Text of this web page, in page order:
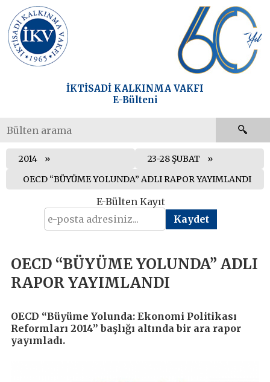
İKTİSADİ KALKINMA VAKFI
E-Bülteni
2014
23-28 ŞUBAT
OECD “BÜYÜME YOLUNDA” ADLI RAPOR YAYIMLANDI
E-Bülten Kayıt
OECD “BÜYÜME YOLUNDA” ADLI
RAPOR YAYIMLANDI
OECD “Büyüme Yolunda: Ekonomi Politikası
Reformları 2014” başlığı altında bir ara rapor
yayımladı.